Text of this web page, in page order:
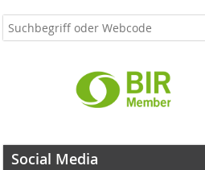
Social Media